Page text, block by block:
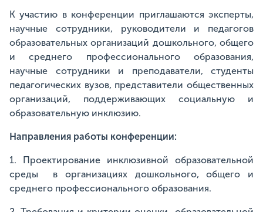
К участию в конференции приглашаются эксперты,
научные сотрудники, руководители и педагогов
образовательных организаций дошкольного, общего
и среднего профессионального образования,
научные сотрудники и преподаватели, студенты
педагогических вузов, представители общественных
организаций, поддерживающих социальную и
образовательную инклюзию.
Направления работы конференции:
1. Проектирование инклюзивной образовательной
среды в организациях дошкольного, общего и
среднего профессионального образования.